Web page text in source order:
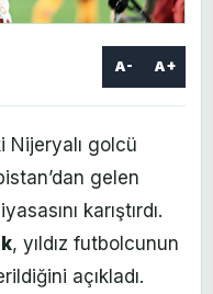
A- A+
Nijeryalı golcü
gelen
karıştırdı.
, yıldız futbolcunun
açıkladı.